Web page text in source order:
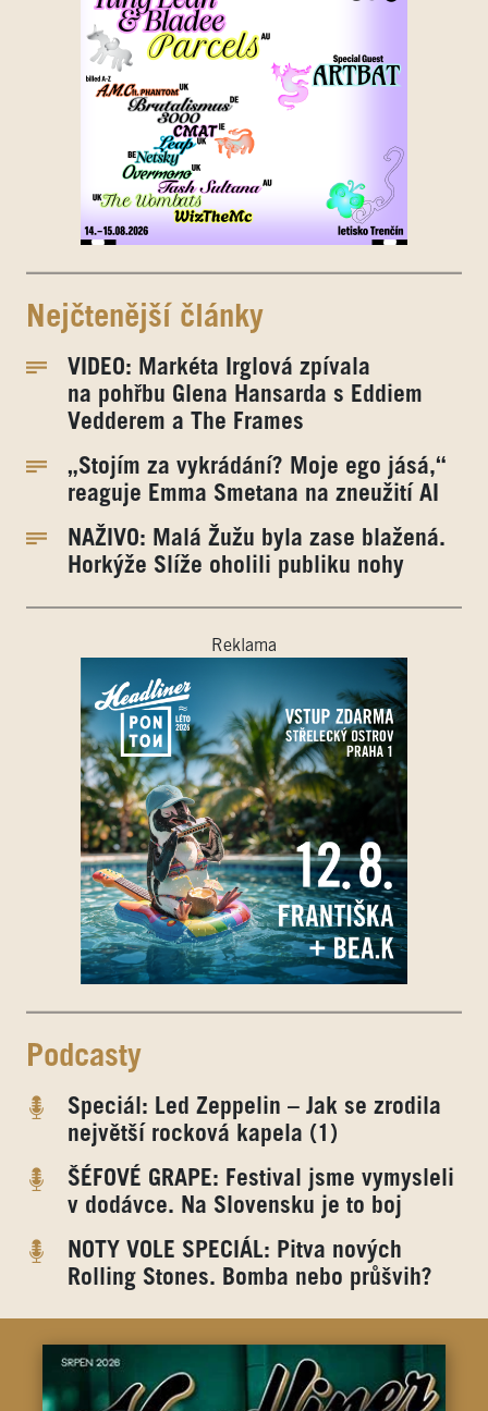
Nejčtenější články
VIDEO: Markéta Irglová zpívala
na pohřbu Glena Hansarda s Eddiem
Vedderem a The Frames
„Stojím za vykrádání? Moje ego jásá,“
reaguje Emma Smetana na zneužití AI
NAŽIVO: Malá Žužu byla zase blažená.
Horkýže Slíže oholili publiku nohy
Reklama
Podcasty
Speciál: Led Zeppelin – Jak se zrodila
největší rocková kapela (1)
ŠÉFOVÉ GRAPE: Festival jsme vymysleli
v dodávce. Na Slovensku je to boj
NOTY VOLE SPECIÁL: Pitva nových
Rolling Stones. Bomba nebo průšvih?